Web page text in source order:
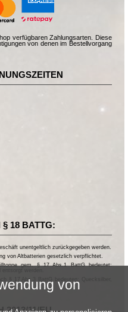
verfügbaren Zahlungsarten. Diese
von denen im Bestellvorgang
§ 18 BATTG:
unentgeltlich zurückgegeben werden.
von Altbatterien gesetzlich verpflichtet.
gem. § 17 Abs.1 BattG bedeutet:
§ 17 Abs.3 BattG bedeuten: Quecksilber,
von